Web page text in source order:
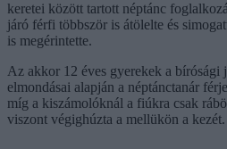
keretei között tartott néptánc
járó férfi többször is átölelte és
is megérintette.
Az akkor 12 éves gyerekek a bírósági
elmondásai alapján a néptánctanár
míg a kiszámolóknál a fiúkra csak
viszont végighúzta a mellükön a kezét.